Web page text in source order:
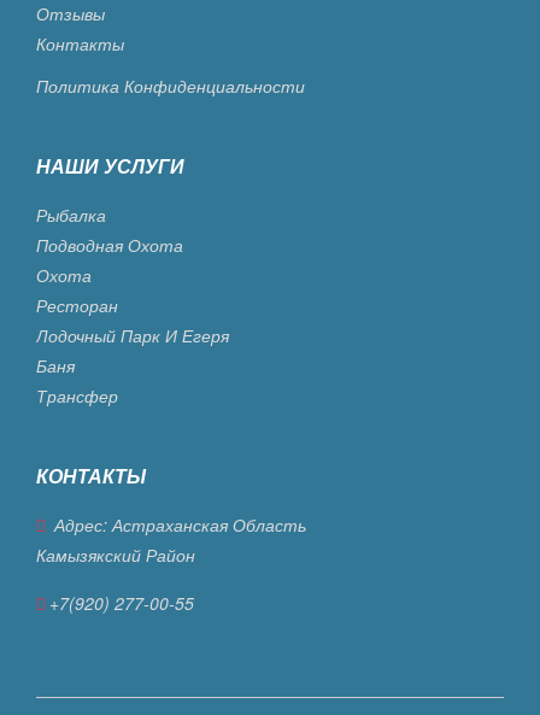
Отзывы
Контакты
Политика Конфиденциальности
НАШИ УСЛУГИ
Рыбалка
Подводная Охота
Охота
Ресторан
Лодочный Парк И Егеря
Баня
Трансфер
КОНТАКТЫ
Адрес: Астраханская Область
Камызякский Район
+7(920) 277-00-55